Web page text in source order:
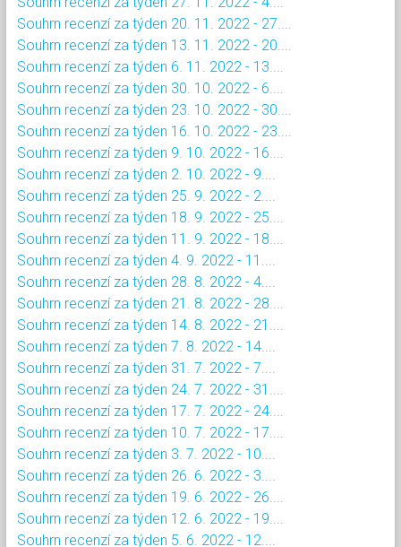
Souhrn recenzí za týden 20. 11. 2022 - 27....
Souhrn recenzí za týden 13. 11. 2022 - 20....
Souhrn recenzí za týden 6. 11. 2022 - 13....
Souhrn recenzí za týden 30. 10. 2022 - 6....
Souhrn recenzí za týden 23. 10. 2022 - 30....
Souhrn recenzí za týden 16. 10. 2022 - 23....
Souhrn recenzí za týden 9. 10. 2022 - 16....
Souhrn recenzí za týden 2. 10. 2022 - 9....
Souhrn recenzí za týden 25. 9. 2022 - 2....
Souhrn recenzí za týden 18. 9. 2022 - 25....
Souhrn recenzí za týden 11. 9. 2022 - 18....
Souhrn recenzí za týden 4. 9. 2022 - 11....
Souhrn recenzí za týden 28. 8. 2022 - 4....
Souhrn recenzí za týden 21. 8. 2022 - 28....
Souhrn recenzí za týden 14. 8. 2022 - 21....
Souhrn recenzí za týden 7. 8. 2022 - 14....
Souhrn recenzí za týden 31. 7. 2022 - 7....
Souhrn recenzí za týden 24. 7. 2022 - 31....
Souhrn recenzí za týden 17. 7. 2022 - 24....
Souhrn recenzí za týden 10. 7. 2022 - 17....
Souhrn recenzí za týden 3. 7. 2022 - 10....
Souhrn recenzí za týden 26. 6. 2022 - 3....
Souhrn recenzí za týden 19. 6. 2022 - 26....
Souhrn recenzí za týden 12. 6. 2022 - 19....
Souhrn recenzí za týden 5. 6. 2022 - 12....